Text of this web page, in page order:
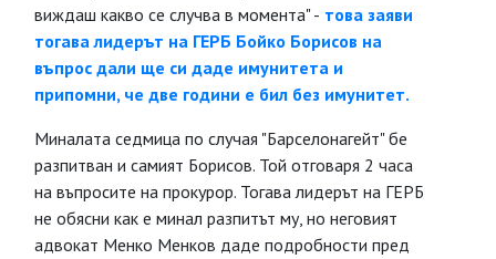
виждаш какво се случва в момента" - това заяви
тогава лидерът на ГЕРБ Бойко Борисов на
въпрос дали ще си даде имунитета и
припомни, че две години е бил без имунитет.
Миналата седмица по случая "Барселонагейт" бе
разпитван и самият Борисов. Той отговаря 2 часа
на въпросите на прокурор. Тогава лидерът на ГЕРБ
не обясни как е минал разпитът му, но неговият
адвокат Менко Менков даде подробности пред